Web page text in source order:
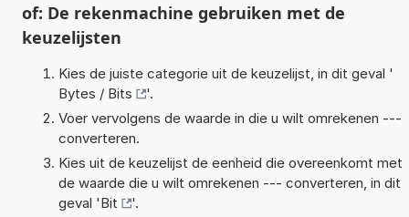
of: De rekenmachine gebruiken met de
keuzelijsten
Kies de juiste categorie uit de keuzelijst, in dit geval '
Bytes / Bits
'.
Voer vervolgens de waarde in die u wilt omrekenen ---
converteren.
Kies uit de keuzelijst de eenheid die overeenkomt met
de waarde die u wilt omrekenen --- converteren, in dit
geval 'Bit
'.